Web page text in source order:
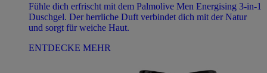
Fühle dich erfrischt mit dem Palmolive Men Energising 3-in-1
Duschgel. Der herrliche Duft verbindet dich mit der Natur
und sorgt für weiche Haut.
ENTDECKE MEHR